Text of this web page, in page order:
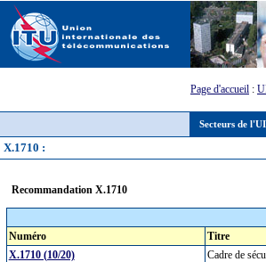
Secteurs de
Page d'accueil :
X.1710 :
Recommandation X.1710
Numéro
Titre
X.1710 (10/20)
Cadre de